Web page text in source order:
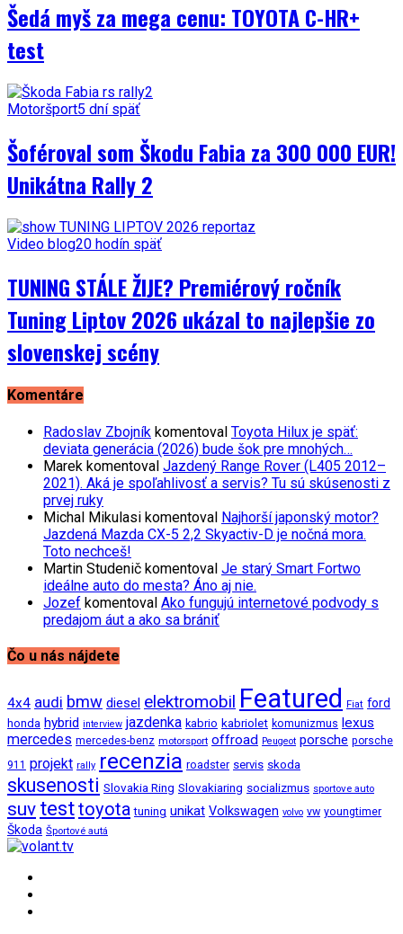
Šedá myš za mega cenu: TOYOTA C-HR+
test
Motoršport5 dní späť
Šoféroval som Škodu Fabia za 300 000 EUR!
Unikátna Rally 2
Video blog20 hodín späť
TUNING STÁLE ŽIJE? Premiérový ročník
Tuning Liptov 2026 ukázal to najlepšie zo
slovenskej scény
Komentáre
Radoslav Zbojník komentoval Toyota Hilux je späť:
deviata generácia (2026) bude šok pre mnohých…
Marek komentoval Jazdený Range Rover (L405 2012–
2021). Aká je spoľahlivosť a servis? Tu sú skúsenosti z
prvej ruky
Michal Mikulasi komentoval Najhorší japonský motor?
Jazdená Mazda CX-5 2,2 Skyactiv-D je nočná mora.
Toto nechceš!
Martin Studenič komentoval Je starý Smart Fortwo
ideálne auto do mesta? Áno aj nie.
Jozef komentoval Ako fungujú internetové podvody s
predajom áut a ako sa brániť
Čo u nás nájdete
4x4 audi bmw diesel elektromobil Featured Fiat ford
honda hybrid interview jazdenka kabrio kabriolet komunizmus lexus
mercedes mercedes-benz motorsport offroad Peugeot porsche porsche
911 projekt rally recenzia roadster servis skoda
skusenosti Slovakia Ring Slovakiaring socializmus sportove auto
suv testtoyota tuning unikat Volkswagen volvo vw youngtimer
Škoda Športové autá